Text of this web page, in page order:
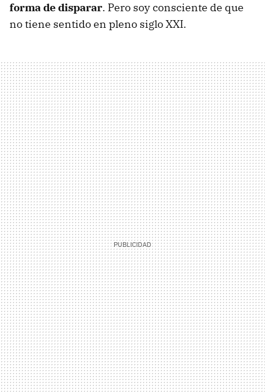
forma de disparar. Pero soy consciente de que
no tiene sentido en pleno siglo XXI.